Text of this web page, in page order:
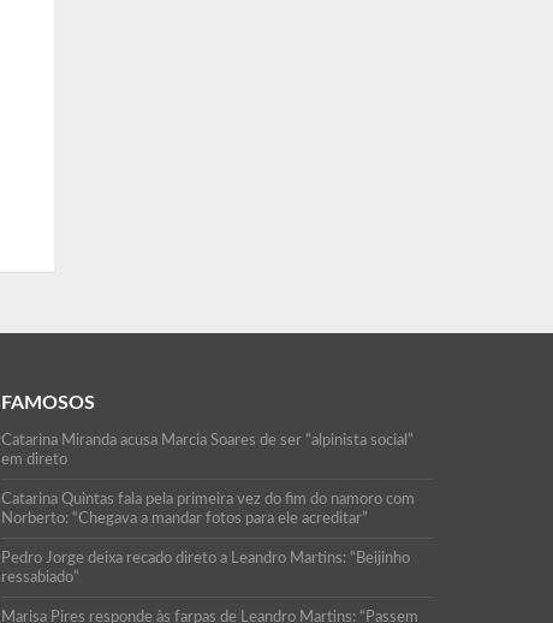
FAMOSOS
Catarina Miranda acusa Marcia Soares de ser “alpinista social”
em direto
Catarina Quintas fala pela primeira vez do fim do namoro com
Norberto: “Chegava a mandar fotos para ele acreditar”
Pedro Jorge deixa recado direto a Leandro Martins: “Beijinho
ressabiado”
Marisa Pires responde às farpas de Leandro Martins: “Passem